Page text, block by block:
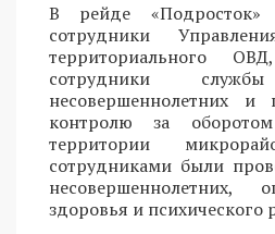
В рейде «Подросток»
сотрудники
территориального
сотрудники
несовершеннолетних и
контролю за
территории
сотрудниками были
здоровья и психического